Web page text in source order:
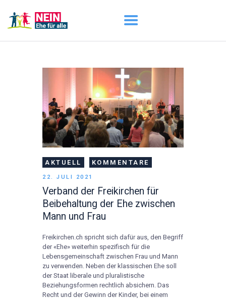
AKTUELL
DARUM GEHT ES
ÜBER UNS
DOWNLOADS
AKTUELL KOMMENTARE
22. JULI 2021
Verband der Freikirchen für
Beibehaltung der Ehe zwischen
Mann und Frau
Freikirchen.ch spricht sich dafür aus, den Begriff
der «Ehe» weiterhin spezifisch für die
Lebensgemeinschaft zwischen Frau und Mann
zu verwenden. Neben der klassischen Ehe soll
der Staat liberale und pluralistische
Beziehungsformen rechtlich absichern. Das
Recht und der Gewinn der Kinder, bei einem